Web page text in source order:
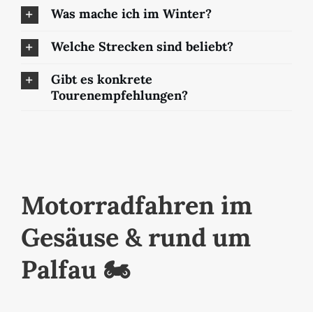
Was mache ich im Winter?
Welche Strecken sind beliebt?
Gibt es konkrete
Tourenempfehlungen?
Motorradfahren im
Gesäuse & rund um
Palfau 🏍️